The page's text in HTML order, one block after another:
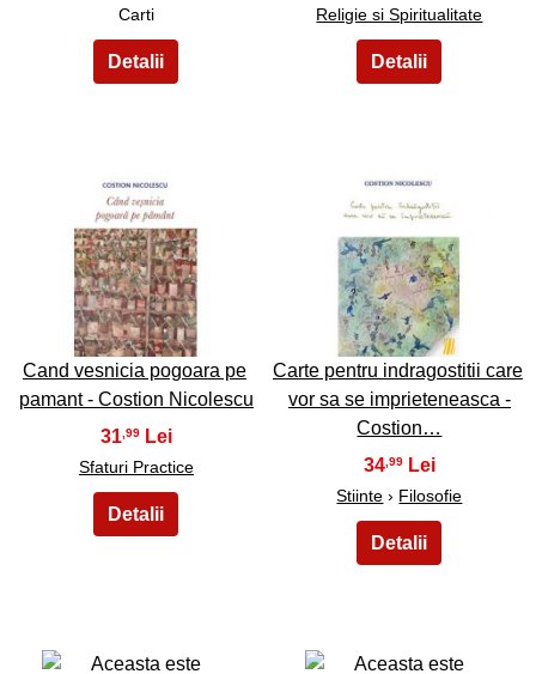
Carti Religie si Spiritualitate
13
Cand vesnicia pogoara pe
pamant - Costion Nicolescu
31,99
Sfaturi Practice
14
Carte pentru indragostitii care
vor sa se imprieteneasca -
Costion…
34,99
Stiinte › Filosofie